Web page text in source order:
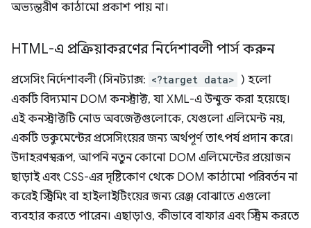
অভ্যন্তরীণ কাঠামো প্রকাশ পায় না।
HTML-এ প্রক্রিয়াকরণের নির্দেশাবলী পার্স করুন
প্রসেসিং নির্দেশাবলী (সিনট্যাক্স: <?target data> ) হলো
একটি বিদ্যমান DOM কনস্ট্রাক্ট, যা XML-এ উন্মুক্ত করা হয়েছে।
এই কনস্ট্রাক্টটি নোড অবজেক্টগুলোকে, যেগুলো এলিমেন্ট নয়,
একটি ডকুমেন্টের প্রসেসিংয়ের জন্য অর্থপূর্ণ তাৎপর্য প্রদান করে।
উদাহরণস্বরূপ, আপনি নতুন কোনো DOM এলিমেন্টের প্রয়োজন
ছাড়াই এবং CSS-এর দৃষ্টিকোণ থেকে DOM কাঠামো পরিবর্তন না
করেই স্ট্রিমিং বা হাইলাইটিংয়ের জন্য রেঞ্জ বোঝাতে এগুলো
ব্যবহার করতে পারেন। এছাড়াও, কীভাবে বাফার এবং স্ট্রিম করতে